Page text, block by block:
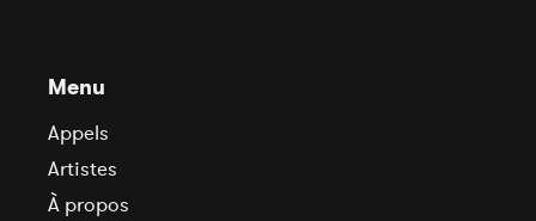
Menu
Appels
Artistes
À propos